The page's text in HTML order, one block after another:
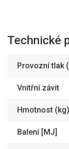
3470GSD80/HY
3470KN300/SS
3470MB100AL
Technické
Provozní tlak
Vnitřní závit
Hmotnost (kg)
Balení [MJ]